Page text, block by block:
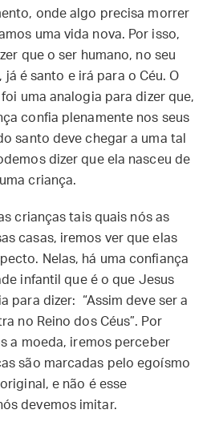
onde algo precisa morrer
uma vida nova. Por isso,
que o ser humano, no seu
é santo e irá para o Céu. O
uma analogia para dizer que,
confia plenamente nos seus
santo deve chegar a uma tal
dizer que ela nasceu de
criança.
crianças tais quais nós as
casas, iremos ver que elas
Nelas, há uma confiança
infantil que é o que Jesus
para dizer: “Assim deve ser a
no Reino dos Céus”. Por
a moeda, iremos perceber
são marcadas pelo egoísmo
e não é esse
devemos imitar.